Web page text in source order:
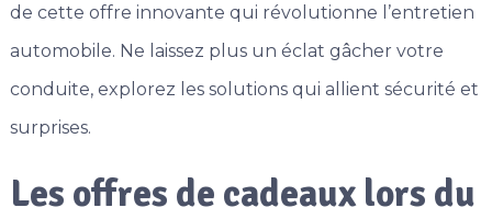
de cette offre innovante qui révolutionne l’entretien
automobile. Ne laissez plus un éclat gâcher votre
conduite, explorez les solutions qui allient sécurité et
surprises.
Les offres de cadeaux lors du